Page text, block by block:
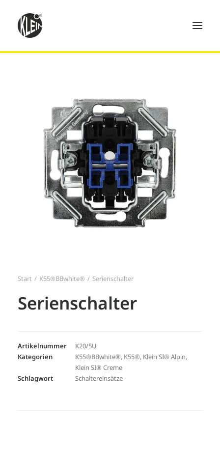
Produkte
Technik
Händler
Über uns
Kontakt
Search
Start K55®BBwhite® Serienschalter
Serienschalter
Artikelnummer
K20/5U
Kategorien
K55®BBwhite®, K55®, Klein SI® Alpin,
Klein SI® Creme
Schlagwort
Schaltereinsätze